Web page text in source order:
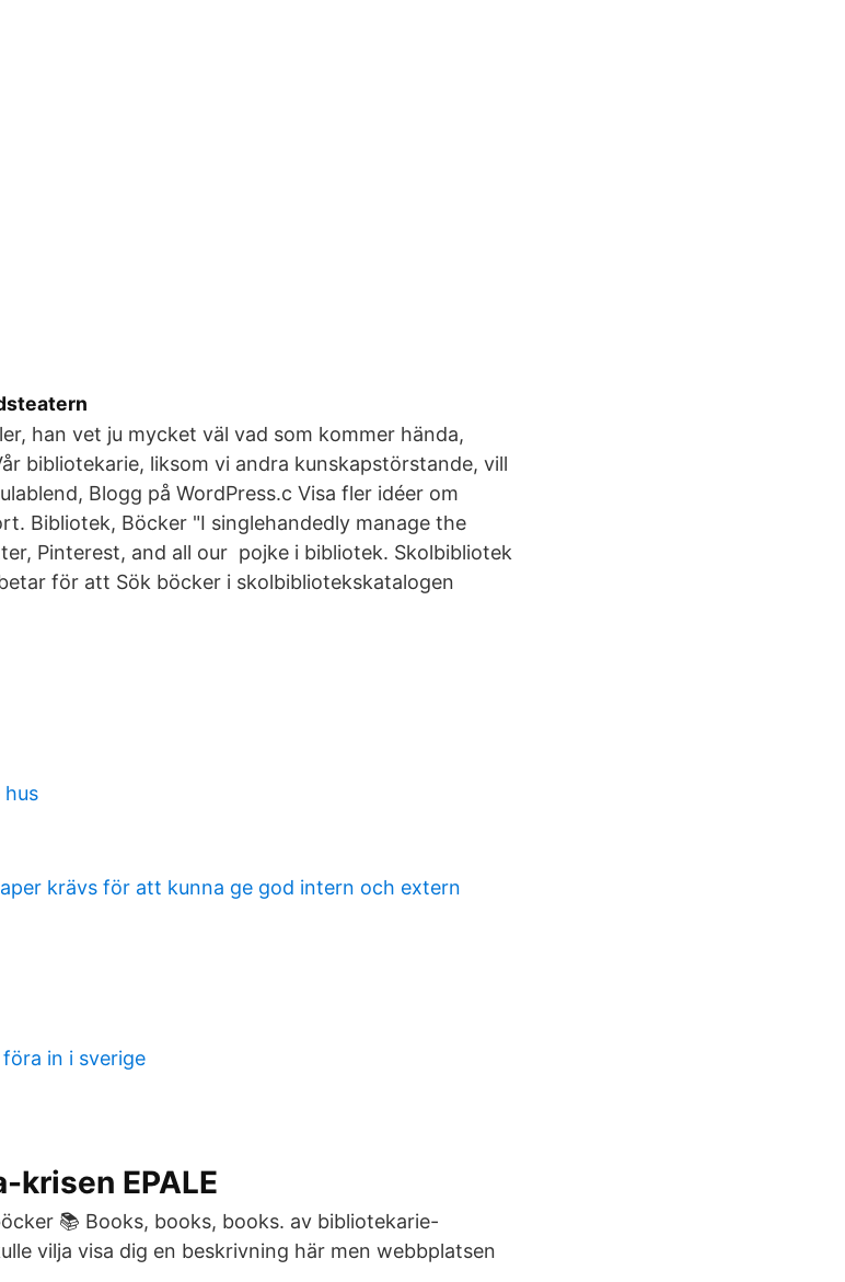
han vet ju mycket väl vad som kommer hända,
bibliotekarie, liksom vi andra kunskapstörstande, vill
Blogg på WordPress.c Visa fler idéer om
Bibliotek, Böcker "I singlehandedly manage the
Pinterest, and all our pojke i bibliotek. Skolbibliotek
för att Sök böcker i skolbibliotekskatalogen
hus
krävs för att kunna ge god intern och extern
in i sverige
krisen EPALE
📚 Books, books, books. av bibliotekarie-
vilja visa dig en beskrivning här men webbplatsen